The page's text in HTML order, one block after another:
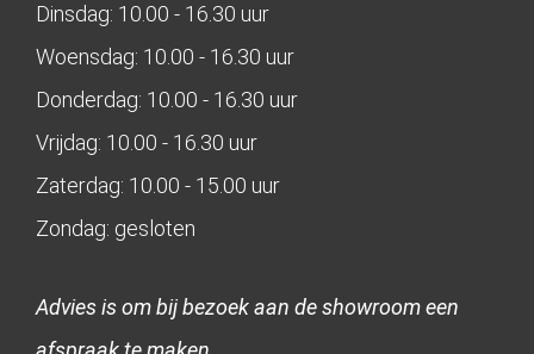
Dinsdag: 10.00 - 16.30 uur
Woensdag: 10.00 - 16.30 uur
Donderdag: 10.00 - 16.30 uur
Vrijdag: 10.00 - 16.30 uur
Zaterdag: 10.00 - 15.00 uur
Zondag: gesloten
Advies is om bij bezoek aan de showroom een